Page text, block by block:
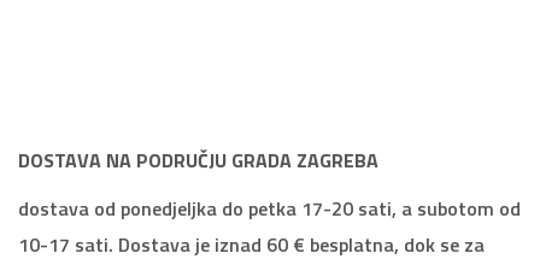
DOSTAVA NA PODRUČJU GRADA ZAGREBA
dostava od ponedjeljka do petka 17-20 sati, a subotom od
10-17 sati. Dostava je iznad 60 € besplatna, dok se za